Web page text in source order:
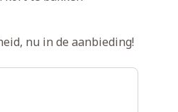
nu in de aanbieding!